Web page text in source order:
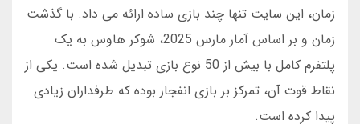
زمان، این سایت تنها چند بازی ساده ارائه می داد. با گذشت
زمان و بر اساس آمار مارس 2025، شوکر هاوس به یک
پلتفرم کامل با بیش از 50 نوع بازی تبدیل شده است. یکی از
نقاط قوت آن، تمرکز بر بازی انفجار بوده که طرفداران زیادی
پیدا کرده است.